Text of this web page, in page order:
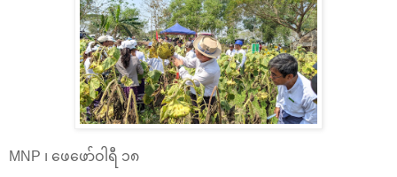
MNP ၊ ဖေဖော်ဝါရီ ၁၈